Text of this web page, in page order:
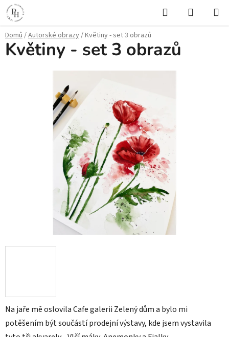
Přejít
na
obsah
Hledat
KOŠÍK
Domů/Autorské obrazy/Květiny - set 3 obrazů
Na jaře mě oslovila Cafe galerii Zelený dům a bylo mi
potěšením být součástí prodejní výstavy, kde jsem vystavila
Květiny - set 3 obrazů